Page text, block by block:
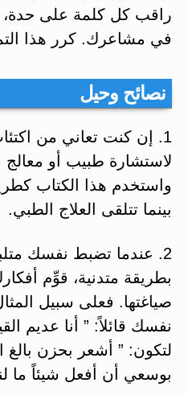
راقب كل كلمة على حدة،
في مشاعرك. كرر هذا
نصائح وحيل
1. إن كنت تعاني من
لاستشارة طبيب أو معالج
واستخدم هذا الكتاب
بينما تتلقى العلاج الطبي.
2. عندما تضبط نفسك
بطريقة متدنية، قوِّم
صياغتها. فعلى سبيل
نفسك قائلاً: ” أنا عديم
لتكون: ” أشعر بحزن بالغ
بوسعي أن أفعل شيئاً ما